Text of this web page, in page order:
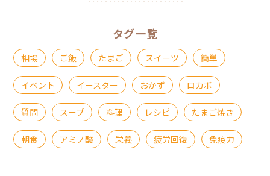
タグ一覧
相場 ご飯 たまご スイーツ 簡単
イベント イースター おかず ロカボ
質問 スープ 料理 レシピ たまご焼き
朝食 アミノ酸 栄養 疲労回復 免疫力